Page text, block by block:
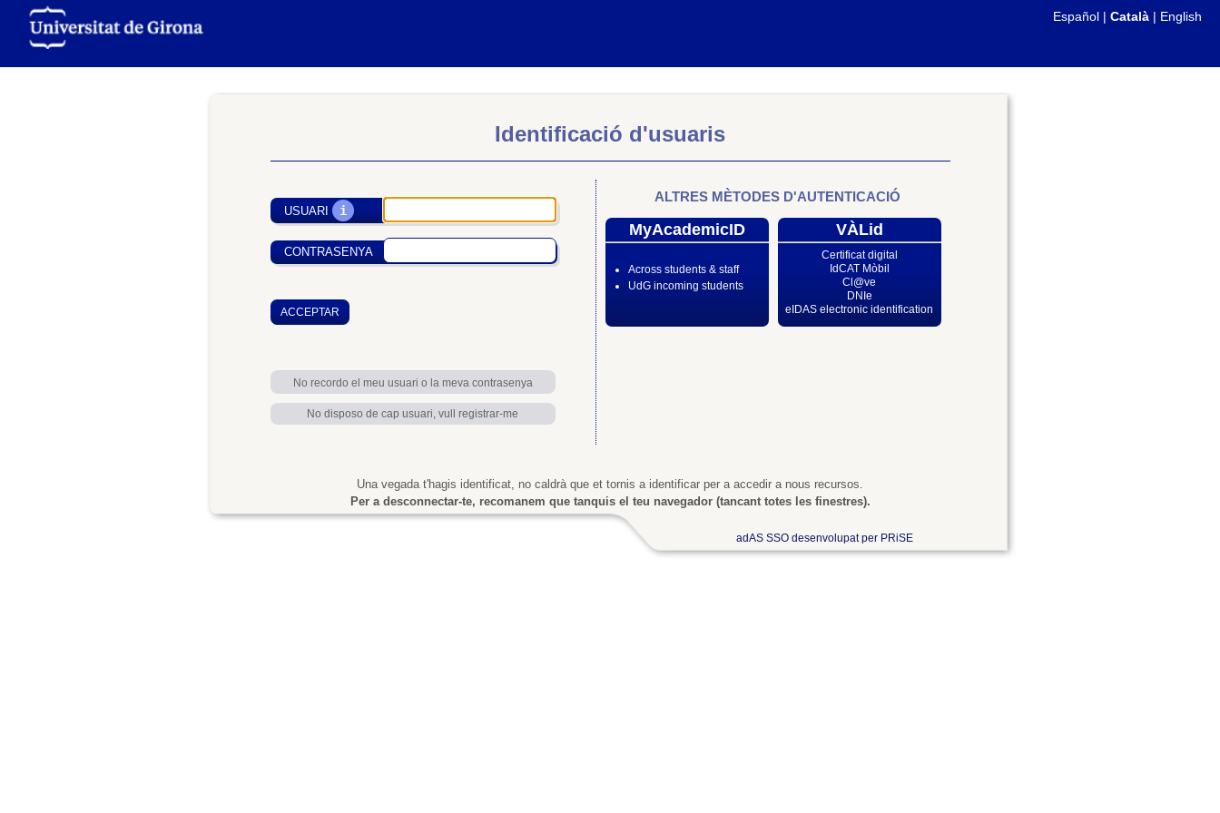
Español | Català | English
Identificació d'usuaris
USUARI i
CONTRASENYA
No recordo el meu usuari o la meva contrasenya
No disposo de cap usuari, vull registrar-me
ALTRES MÈTODES D'AUTENTICACIÓ
MyAcademicID
Across students & staff
UdG incoming students
VÀLid
Certificat digital
IdCAT Mòbil
Cl@ve
DNIe
eIDAS electronic identification
Una vegada t'hagis identificat, no caldrà que et tornis a identificar per a accedir a nous recursos.
Per a desconnectar-te, recomanem que tanquis el teu navegador (tancant totes les finestres).
adAS SSO desenvolupat per PRiSE